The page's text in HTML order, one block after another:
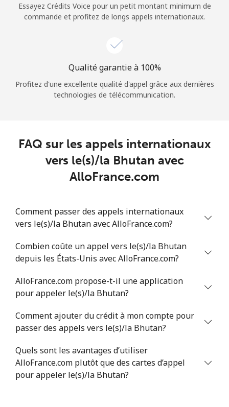
Continue avec
Essayez Crédits Voice pour un petit montant minimum de
commande et profitez de longs appels internationaux.
Qualité garantie à 100%
Profitez d'une excellente qualité d'appel grâce aux dernières
technologies de télécommunication.
FAQ sur les appels internationaux
vers le(s)/la Bhutan avec
AlloFrance.com
Comment passer des appels internationaux
vers le(s)/la Bhutan avec AlloFrance.com?
Combien coûte un appel vers le(s)/la Bhutan
depuis les États-Unis avec AlloFrance.com?
AlloFrance.com propose-t-il une application
pour appeler le(s)/la Bhutan?
Comment ajouter du crédit à mon compte pour
passer des appels vers le(s)/la Bhutan?
Quels sont les avantages d’utiliser
AlloFrance.com plutôt que des cartes d’appel
pour appeler le(s)/la Bhutan?